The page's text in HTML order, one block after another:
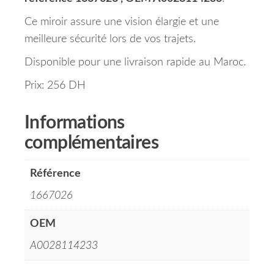
Ce miroir assure une vision élargie et une
meilleure sécurité lors de vos trajets.
Disponible pour une livraison rapide au Maroc.
Prix: 256 DH
Informations
complémentaires
Référence
1667026
OEM
A0028114233